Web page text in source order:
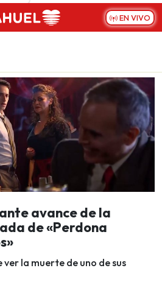
EN VIVO
avance de la
de «Perdona
ver la muerte de uno de sus